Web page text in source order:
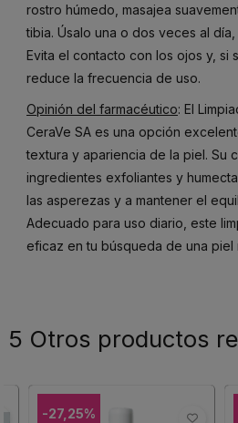
rostro húmedo, masajea
tibia. Úsalo una o dos veces al
Evita el contacto con los ojos y, si
reduce la frecuencia de uso.
Opinión del farmacéutico: El
CeraVe SA es una opción
textura y apariencia de la piel. Su
ingredientes exfoliantes y
las asperezas y a mantener el
Adecuado para uso diario, este
eficaz en tu búsqueda de una piel
5 Otros productos
-27,25% -